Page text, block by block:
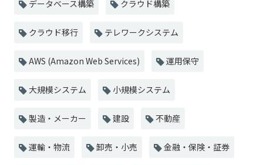
データベース構築 クラウド構築
クラウド移行 テレワークシステム
AWS (Amazon Web Services) 運用保守
大規模システム 小規模システム
製造・メーカー 建設 不動産
運輸・物流 卸売・小売 金融・保険・証券